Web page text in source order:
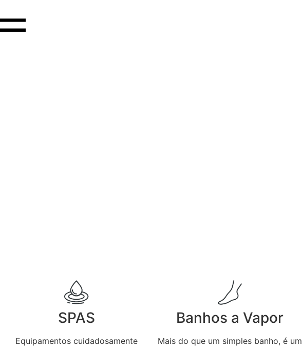
SPAS
Equipamentos cuidadosamente
Banhos a Vapor
Mais do que um simples banho, é um